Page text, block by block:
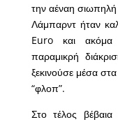
την αέναη σιωπηλή
Λάμπαρντ ήταν
Euro και
παραμικρή
ξεκινούσε μέσα
“φλοπ”.
Στο τέλος